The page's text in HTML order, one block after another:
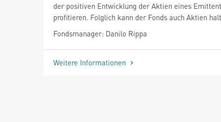
der positiven Entwicklung der Aktien eines
profitieren. Folglich kann der Fonds auch Aktien
Fondsmanager: Danilo Rippa
Weitere Informationen